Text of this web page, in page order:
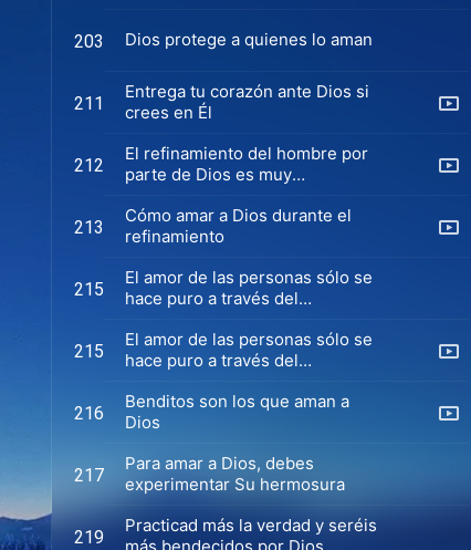
203
Dios protege a quienes lo aman
211
Entrega tu corazón ante Dios si
crees en Él
212
El refinamiento del hombre por
parte de Dios es muy
213
Cómo amar a Dios durante el
refinamiento
215
El amor de las personas sólo se
hace puro a través del
(Versión 1)
215
El amor de las personas sólo se
hace puro a través del
(Versión 2)
216
Benditos son los que aman a
Dios
217
Para amar a Dios, debes
experimentar Su hermosura
219
Practicad más la verdad y seréis